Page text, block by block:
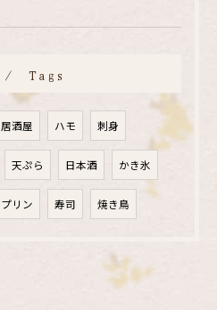
Tags
居酒屋 ハモ 刺身
天ぷら 日本酒 かき氷
プリン 寿司 焼き鳥